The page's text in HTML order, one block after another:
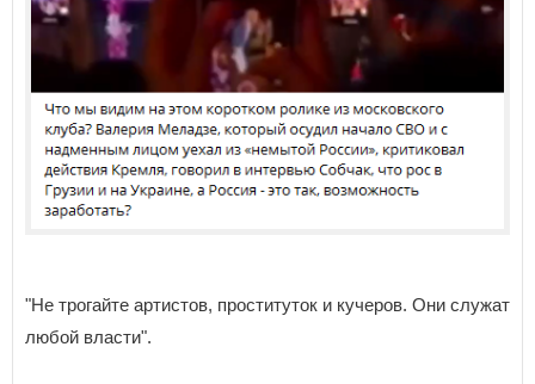
"Не трогайте артистов, проституток и кучеров. Они служат
любой власти".